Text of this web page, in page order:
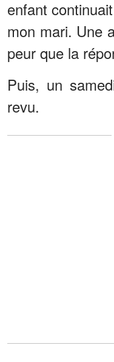
enfant
mon mari. Une
peur que la
Puis, un
revu.